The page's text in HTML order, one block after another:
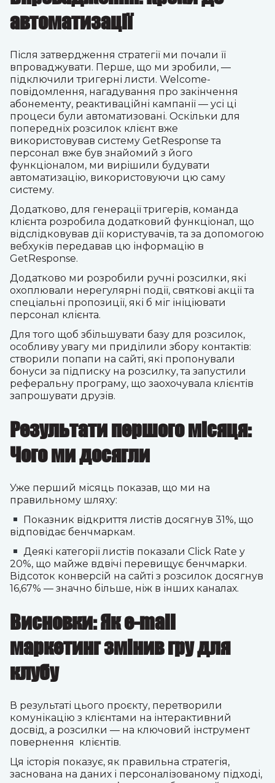
автоматизації
Після затвердження стратегії ми почали її
впроваджувати. Перше, що ми зробили, —
підключили тригерні листи. Welcome-
повідомлення, нагадування про закінчення
абонементу, реактиваційні кампанії — усі ці
процеси були автоматизовані. Оскільки для
попередніх розсилок клієнт вже
використовував систему GetResponse та
персонал вже був знайомий з його
функціоналом, ми вирішили будувати
автоматизацію, використовуючи цю саму
систему.
Додатково, для генерації тригерів, команда
клієнта розробила додатковий функціонал, що
відслідковував дії користувачів, та за допомогою
вебхуків передавав цю інформацію в
GetResponse.
Додатково ми розробили ручні розсилки, які
охоплювали нерегулярні події, святкові акції та
спеціальні пропозиції, які б міг ініціювати
персонал клієнта.
Для того щоб збільшувати базу для розсилок,
особливу увагу ми приділили збору контактів:
створили попапи на сайті, які пропонували
бонуси за підписку на розсилку, та запустили
реферальну програму, що заохочувала клієнтів
запрошувати друзів.
Результати першого місяця:
Чого ми досягли
Уже перший місяць показав, що ми на
правильному шляху:
Показник відкриття листів досягнув 31%, що
відповідає бенчмаркам.
Деякі категорії листів показали Click Rate у
20%, що майже вдвічі перевищує бенчмарки.
Відсоток конверсій на сайті з розсилок досягнув
16,67% — значно більше, ніж в інших каналах.
Висновки: Як e-mail
маркетинг змінив гру для
клубу
В результаті цього проєкту, перетворили
комунікацію з клієнтами на інтерактивний
досвід, а розсилки — на ключовий інструмент
повернення клієнтів.
Ця історія показує, як правильна стратегія,
заснована на даних і персоналізованому підході,